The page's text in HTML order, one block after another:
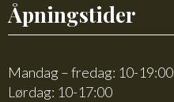
Åpningstider
Mandag – fredag: 10-19:00
Lørdag: 10-17:00